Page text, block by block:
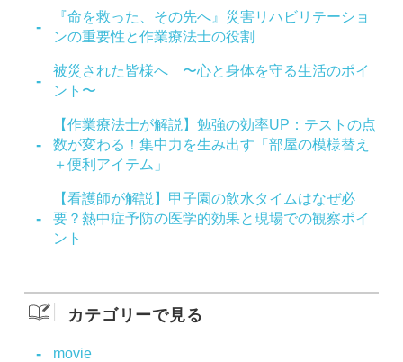
『命を救った、その先へ』災害リハビリテーショ
ンの重要性と作業療法士の役割
被災された皆様へ 〜心と身体を守る生活のポイ
ント〜
【作業療法士が解説】勉強の効率UP：テストの点
数が変わる！集中力を生み出す「部屋の模様替え
＋便利アイテム」
【看護師が解説】甲子園の飲水タイムはなぜ必
要？熱中症予防の医学的効果と現場での観察ポイ
ント
カテゴリーで見る
movie